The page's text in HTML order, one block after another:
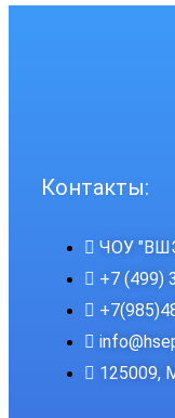
Контакты:
ЧОУ
+7 (499)
125009,